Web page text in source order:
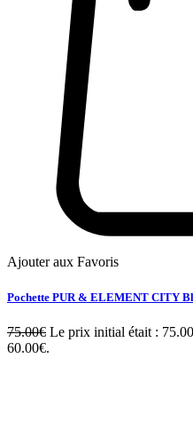
Ajouter aux Favoris
Pochette PUR & ELEMENT CITY
75.00€ Le prix initial était :
60.00€.